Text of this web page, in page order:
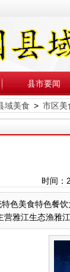
县市要闻
域美食 > 市区美
时间
色美食特色餐
营雅江生态渔雅